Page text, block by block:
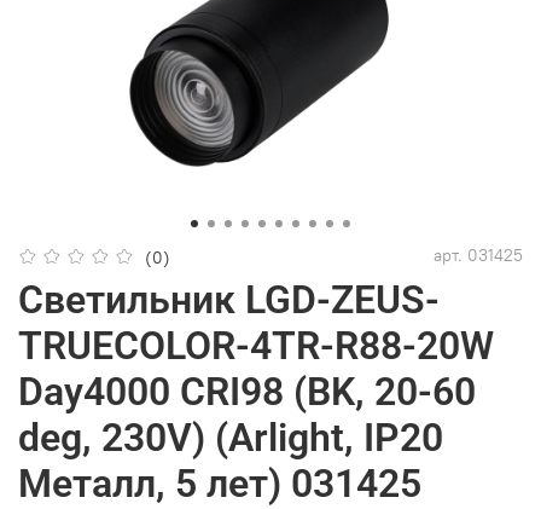
(0) арт. 031425
Светильник LGD-ZEUS-
TRUECOLOR-4TR-R88-20W
Day4000 CRI98 (BK, 20-60
deg, 230V) (Arlight, IP20
Металл, 5 лет) 031425